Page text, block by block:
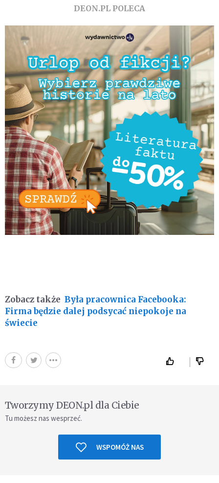
DEON.PL POLECA
Zobacz także Była pracownica Facebooka:
Firma będzie dalej podsycać niepokoje na
świecie
Tworzymy DEON.pl dla Ciebie
Tu możesz nas wesprzeć.
WSPOMÓŻ NAS